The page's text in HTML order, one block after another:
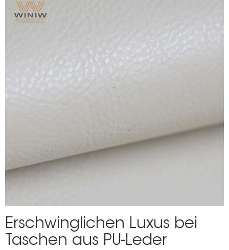
Erschwinglichen Luxus bei
Taschen aus PU-Leder